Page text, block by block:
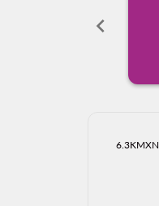
chevron_left
6.3KMXN